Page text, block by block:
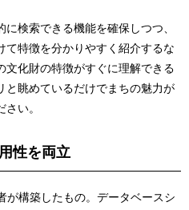
検索できる機能を確保しつつ、
て特徴を分かりやすく紹介するな
文化財の特徴がすぐに理解できる
と眺めているだけでまちの魅力が
い。
性を両立
が構築したもの。データベースシ